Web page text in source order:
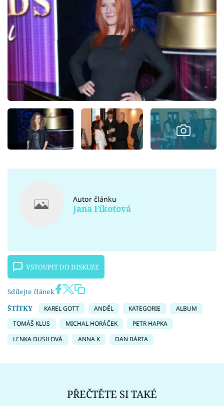
Autor článku
Jana Fikotová
VSTOUPIT DO DISKUZE
Sdílejte článek
ŠTÍTKY
KAREL GOTT ANDĚL KATEGORIE
ALBUM
TOMÁŠ KLUS
MICHAL HORÁČEK
PETR HAPKA
LENKA DUSILOVÁ
ANNA K DAN BÁRTA
PŘEČTĚTE SI TAKÉ